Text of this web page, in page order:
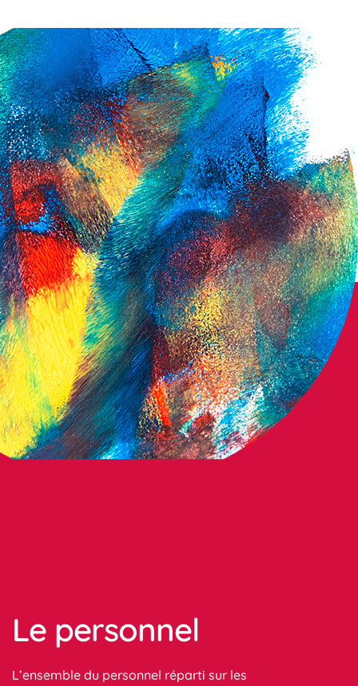
Le personnel
L’ensemble du personnel réparti sur les